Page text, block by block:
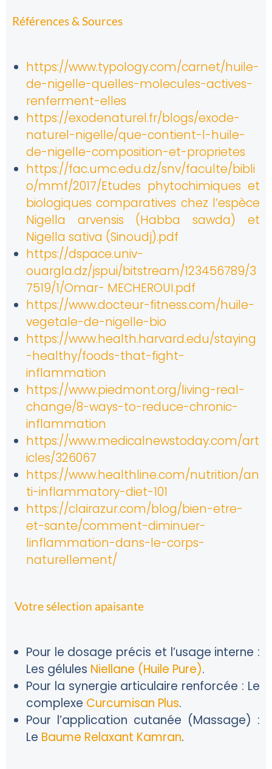
Références & Sources
https://www.typology.com/carnet/huile-
de-nigelle-quelles-molecules-actives-
renferment-elles
https://exodenaturel.fr/blogs/exode-
naturel-nigelle/que-contient-l-huile-
de-nigelle-composition-et-proprietes
https://fac.umc.edu.dz/snv/faculte/bibli
o/mmf/2017/Etudes phytochimiques et
biologiques comparatives chez l’espèce
Nigella arvensis (Habba sawda) et
Nigella sativa (Sinoudj).pdf
https://dspace.univ-
ouargla.dz/jspui/bitstream/123456789/3
7519/1/Omar- MECHEROUI.pdf
https://www.docteur-fitness.com/huile-
vegetale-de-nigelle-bio
https://www.health.harvard.edu/staying
-healthy/foods-that-fight-
inflammation
https://www.piedmont.org/living-real-
change/8-ways-to-reduce-chronic-
inflammation
https://www.medicalnewstoday.com/art
icles/326067
https://www.healthline.com/nutrition/an
ti-inflammatory-diet-101
https://clairazur.com/blog/bien-etre-
et-sante/comment-diminuer-
linflammation-dans-le-corps-
naturellement/
Votre sélection apaisante
Pour le dosage précis et l’usage interne :
Les gélules Niellane (Huile Pure).
Pour la synergie articulaire renforcée : Le
complexe Curcumisan Plus.
Pour l’application cutanée (Massage) :
Le Baume Relaxant Kamran.